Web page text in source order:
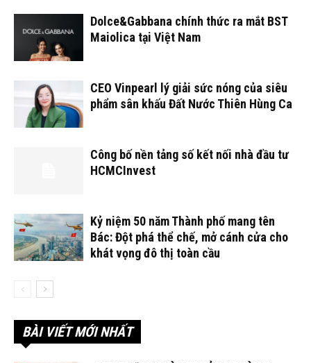
Dolce&Gabbana chính thức ra mắt BST
Maiolica tại Việt Nam
CEO Vinpearl lý giải sức nóng của siêu
phẩm sân khấu Đất Nước Thiên Hùng Ca
Công bố nền tảng số kết nối nhà đầu tư
HCMCInvest
Kỷ niệm 50 năm Thành phố mang tên
Bác: Đột phá thể chế, mở cánh cửa cho
khát vọng đô thị toàn cầu
BÀI VIẾT MỚI NHẤT